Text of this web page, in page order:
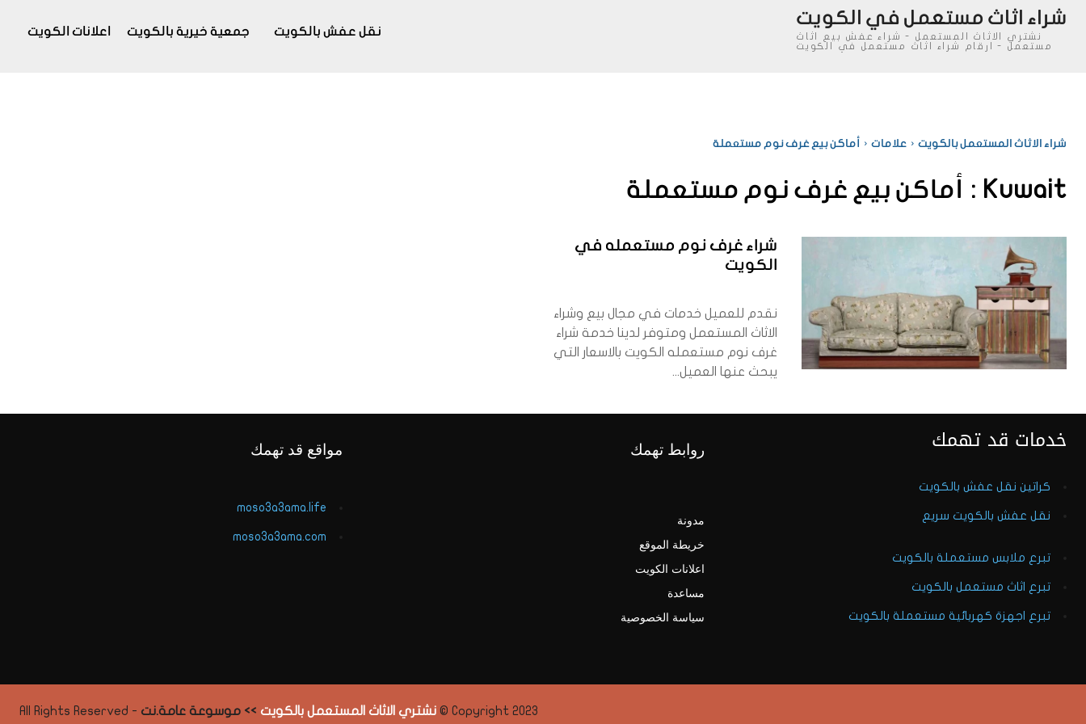
نقل عفش بالكويت جمعية خيرية بالكويت اعلانات الكويت
شراء اثاث مستعمل في الكويت
نشتري الاثاث المستعمل - شراء عفش بيع اثاث
مستعمل - ارقام شراء اثاث مستعمل في الكويت
شراء الاثاث المستعمل بالكويت علامات أماكن بيع غرف نوم مستعملة
Kuwait : أماكن بيع غرف نوم مستعملة
شراء غرف نوم مستعمله في
الكويت
نقدم للعميل خدمات في مجال بيع وشراء
الاثاث المستعمل ومتوفر لدينا خدمة شراء
غرف نوم مستعمله الكويت بالاسعار التي
يبحث عنها العميل...
مواقع قد تهمك
moso3a3ama.life
moso3a3ama.com
روابط تهمك
مدونة
خريطة الموقع
اعلانات الكويت
مساعدة
سياسة الخصوصية
خدمات قد تهمك
كراتين نقل عفش بالكويت
نقل عفش بالكويت سريع
تبرع ملابس مستعملة بالكويت
تبرع اثاث مستعمل بالكويت
تبرع اجهزة كهربائية مستعملة بالكويت
Copyright 2023 © نشتري الاثاث المستعمل بالكويت >> موسوعة عامة.نت - All Rights Reserved